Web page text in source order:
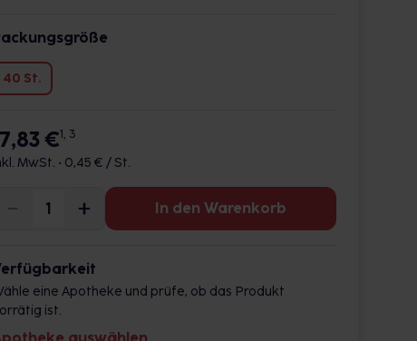
40 St.
€1, 3
MwSt. • 0,45 € / St.
In den Warenkorb
eine Apotheke und prüfe, ob das Produkt
ist.